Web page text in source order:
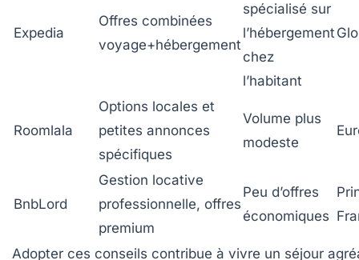
Expedia
Offres combinées
voyage+hébergement
spécialisé sur
l’hébergement
chez
l’habitant
Roomlala
Options locales et
petites annonces
spécifiques
Volume plus
modeste
BnbLord
Gestion locative
professionnelle, offres
premium
Peu d’offres
économiques
Adopter ces conseils contribue à vivre un séjour